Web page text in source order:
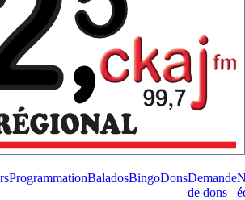
ProgrammationBaladosBingoDonsDemande
de dons